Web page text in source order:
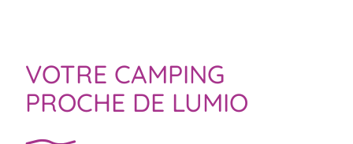
VOTRE CAMPING
PROCHE DE LUMIO